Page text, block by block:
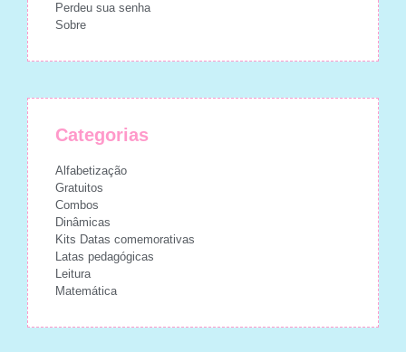
Perdeu sua senha
Sobre
Categorias
Alfabetização
Gratuitos
Combos
Dinâmicas
Kits Datas comemorativas
Latas pedagógicas
Leitura
Matemática